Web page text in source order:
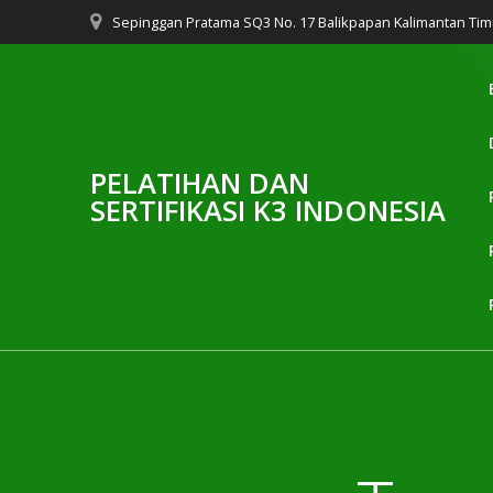
to
Sepinggan Pratama SQ3 No. 17 Balikpapan Kalimantan
PELATIHAN DAN
SERTIFIKASI K3 INDONESIA